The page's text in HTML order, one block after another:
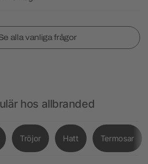
alla vanliga frågor
hos allbranded
Tröjor Hatt Termosar